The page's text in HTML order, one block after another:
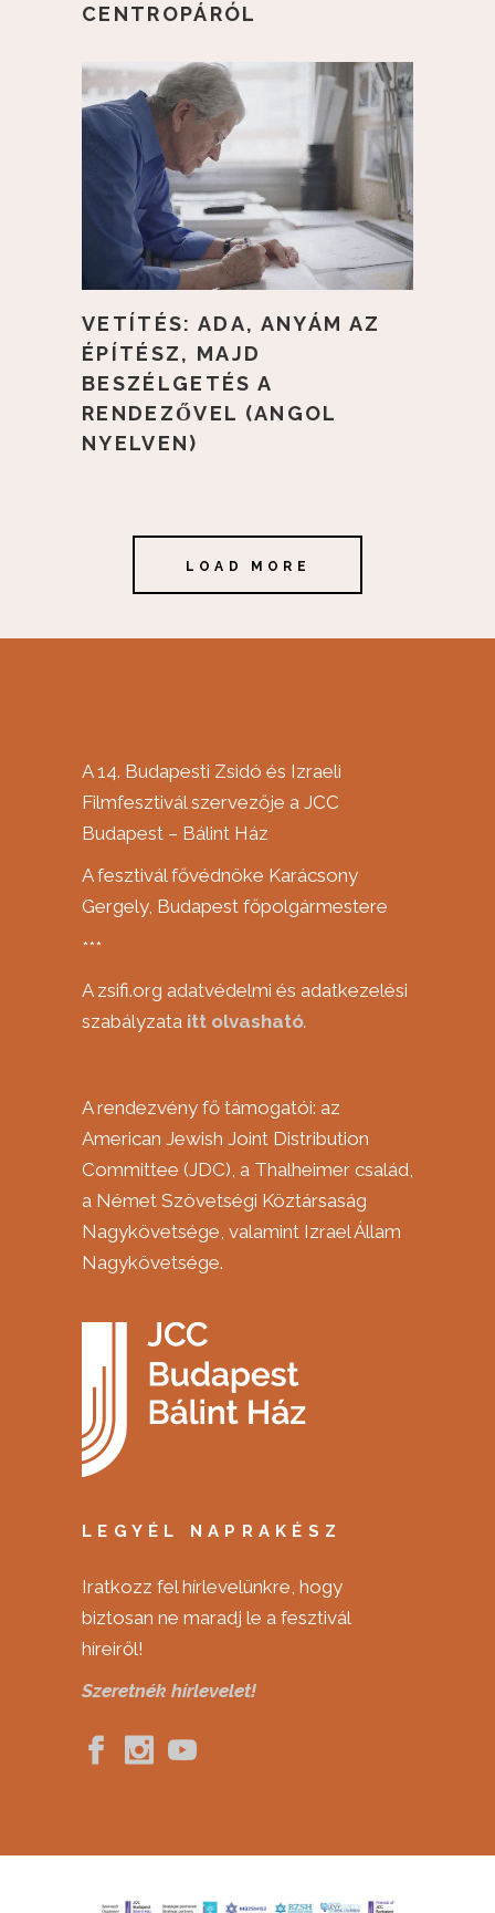
CENTROPÁRÓL
VETÍTÉS: ADA, ANYÁM AZ
ÉPÍTÉSZ, MAJD
BESZÉLGETÉS A
RENDEZŐVEL (ANGOL
NYELVEN)
LOAD MORE
A 14. Budapesti Zsidó és Izraeli
Filmfesztivál szervezője a JCC
Budapest – Bálint Ház
A fesztivál fővédnöke Karácsony
Gergely, Budapest főpolgármestere
***
A zsifi.org adatvédelmi és adatkezelési
szabályzata itt olvasható.
A rendezvény fő támogatói: az
American Jewish Joint Distribution
Committee (JDC), a Thalheimer család,
a Német Szövetségi Köztársaság
Nagykövetsége, valamint Izrael Állam
Nagykövetsége.
LEGYÉL NAPRAKÉSZ
Iratkozz fel hírlevelünkre, hogy
biztosan ne maradj le a fesztivál
híreiről!
Szeretnék hírlevelet!